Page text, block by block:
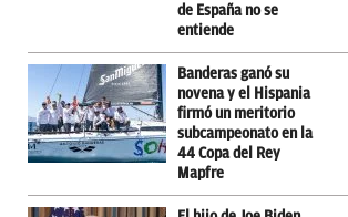
de España no se
entiende
Banderas ganó su
novena y el Hispania
firmó un meritorio
subcampeonato en la
44 Copa del Rey
Mapfre